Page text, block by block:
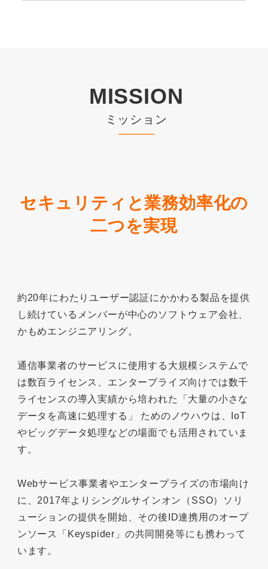
MISSION
ミッション
セキュリティと業務効率化の
二つを実現
約20年にわたりユーザー認証にかかわる製品を提供
し続けているメンバーが中心のソフトウェア会社、
かもめエンジニアリング。
通信事業者のサービスに使用する大規模システムで
は数百ライセンス、エンタープライズ向けでは数千
ライセンスの導入実績から培われた「大量の小さな
データを高速に処理する」 ためのノウハウは、IoT
やビッグデータ処理などの場面でも活用されていま
す。
Webサービス事業者やエンタープライズの市場向け
に、2017年よりシングルサインオン（SSO）ソリ
ューションの提供を開始、その後ID連携用のオープ
ンソース「Keyspider」の共同開発等にも携わって
います。